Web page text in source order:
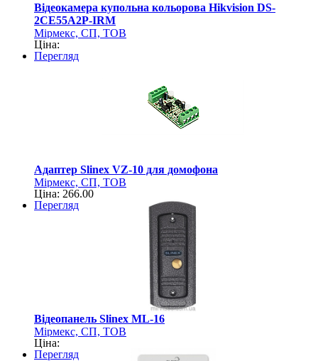
Відеокамера купольна кольорова Hikvision DS-
2CE55A2P-IRM
Мірмекс, СП, ТОВ
Ціна:
Перегляд
Адаптер Slinex VZ-10 для домофона
Мірмекс, СП, ТОВ
Ціна: 266.00
Перегляд
Відеопанель Slinex ML-16
Мірмекс, СП, ТОВ
Ціна:
Перегляд